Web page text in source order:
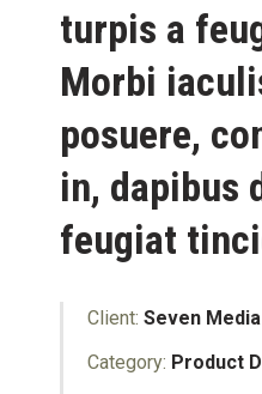
turpis a
Morbi
posuere,
in, dapibus
feugiat
Client: Seven Media
Category: Product